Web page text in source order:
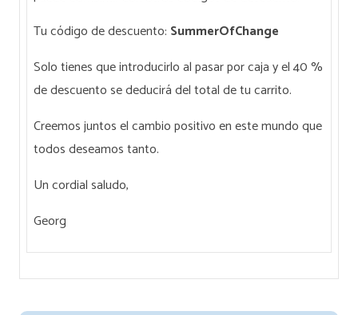
Tu código de descuento: SummerOfChange
Solo tienes que introducirlo al pasar por caja y el 40 %
de descuento se deducirá del total de tu carrito.
Creemos juntos el cambio positivo en este mundo que
todos deseamos tanto.
Un cordial saludo,
Georg